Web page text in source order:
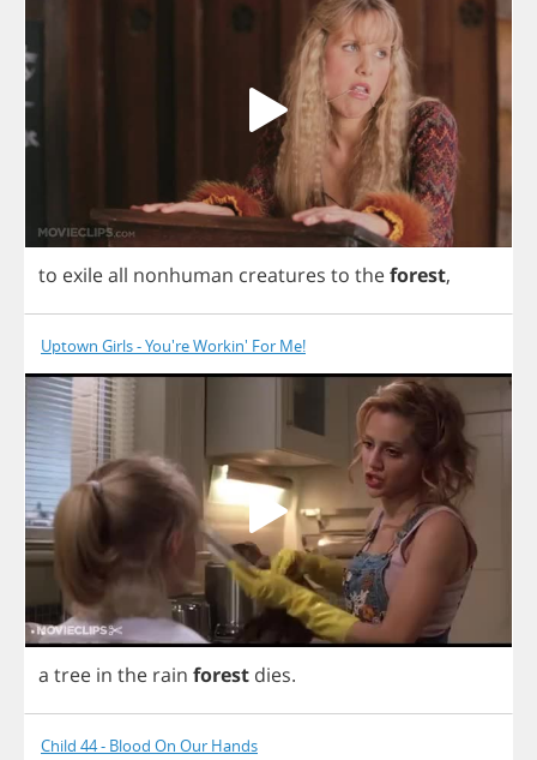
to exileall nonhuman creatures to theforest,
Uptown Girls - You're Workin' For Me!
a tree in the rain forest dies.
Child 44 - Blood On Our Hands